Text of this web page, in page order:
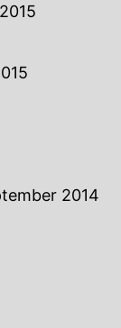
2014